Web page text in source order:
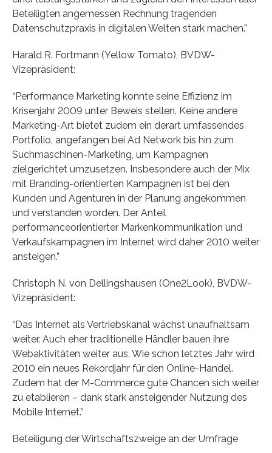
Beteiligten angemessen Rechnung tragenden
Datenschutzpraxis in digitalen Welten stark machen.”
Harald R. Fortmann (Yellow Tomato), BVDW-
Vizepräsident:
“Performance Marketing konnte seine Effizienz im
Krisenjahr 2009 unter Beweis stellen. Keine andere
Marketing-Art bietet zudem ein derart umfassendes
Portfolio, angefangen bei Ad Network bis hin zum
Suchmaschinen-Marketing, um Kampagnen
zielgerichtet umzusetzen. Insbesondere auch der Mix
mit Branding-orientierten Kampagnen ist bei den
Kunden und Agenturen in der Planung angekommen
und verstanden worden. Der Anteil
performanceorientierter Markenkommunikation und
Verkaufskampagnen im Internet wird daher 2010 weiter
ansteigen.”
Christoph N. von Dellingshausen (One2Look), BVDW-
Vizepräsident:
“Das Internet als Vertriebskanal wächst unaufhaltsam
weiter. Auch eher traditionelle Händler bauen ihre
Webaktivitäten weiter aus. Wie schon letztes Jahr wird
2010 ein neues Rekordjahr für den Online-Handel.
Zudem hat der M-Commerce gute Chancen sich weiter
zu etablieren – dank stark ansteigender Nutzung des
Mobile Internet.”
Beteiligung der Wirtschaftszweige an der Umfrage